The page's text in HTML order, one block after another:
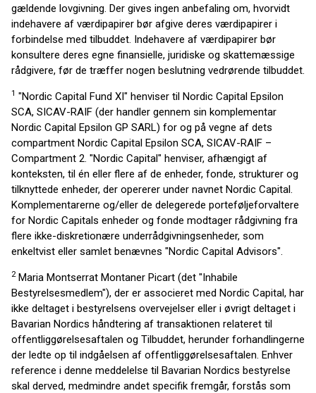
gældende lovgivning. Der gives ingen anbefaling om, hvorvidt
indehavere af værdipapirer bør afgive deres værdipapirer i
forbindelse med tilbuddet. Indehavere af værdipapirer bør
konsultere deres egne finansielle, juridiske og skattemæssige
rådgivere, før de træffer nogen beslutning vedrørende tilbuddet.
1 "Nordic Capital Fund XI" henviser til Nordic Capital Epsilon
SCA, SICAV-RAIF (der handler gennem sin komplementar
Nordic Capital Epsilon GP SARL) for og på vegne af dets
compartment Nordic Capital Epsilon SCA, SICAV-RAIF –
Compartment 2. "Nordic Capital" henviser, afhængigt af
konteksten, til én eller flere af de enheder, fonde, strukturer og
tilknyttede enheder, der opererer under navnet Nordic Capital.
Komplementarerne og/eller de delegerede porteføljeforvaltere
for Nordic Capitals enheder og fonde modtager rådgivning fra
flere ikke-diskretionære underrådgivningsenheder, som
enkeltvist eller samlet benævnes "Nordic Capital Advisors".
2Maria Montserrat Montaner Picart (det "Inhabile
Bestyrelsesmedlem"), der er associeret med Nordic Capital, har
ikke deltaget i bestyrelsens overvejelser eller i øvrigt deltaget i
Bavarian Nordics håndtering af transaktionen relateret til
offentliggørelsesaftalen og Tilbuddet, herunder forhandlingerne
der ledte op til indgåelsen af offentliggørelsesaftalen. Enhver
reference i denne meddelelse til Bavarian Nordics bestyrelse
skal derved, medmindre andet specifik fremgår, forstås som